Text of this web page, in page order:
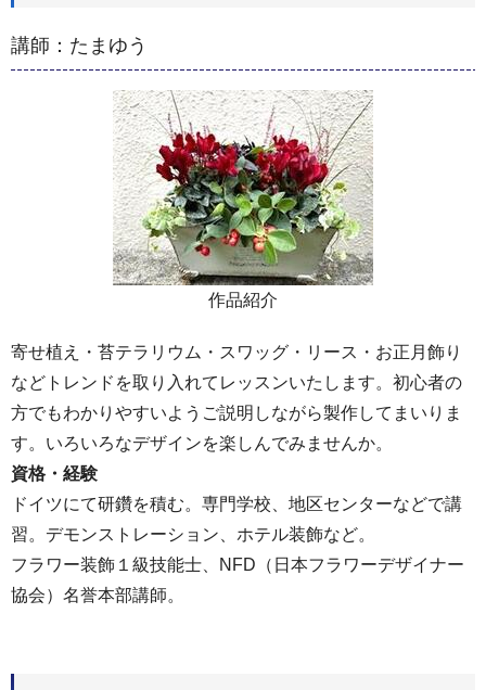
講師：たまゆう
作品紹介
寄せ植え・苔テラリウム・スワッグ・リース・お正月飾り
などトレンドを取り入れてレッスンいたします。初心者の
方でもわかりやすいようご説明しながら製作してまいりま
す。いろいろなデザインを楽しんでみませんか。
資格・経験
ドイツにて研鑽を積む。専門学校、地区センターなどで講
習。デモンストレーション、ホテル装飾など。
フラワー装飾１級技能士、NFD（日本フラワーデザイナー
協会）名誉本部講師。